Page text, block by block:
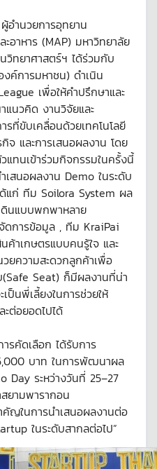
ำนวยการอุทยาน
ะอาหาร (MAP) มหาวิทยาลัย
วิทยาศาสตร์ฯ ได้ร่วมกับ
ค์การมหาชน) ดำเนิน
เพื่อให้คำปรึกษาและ
นวคิด งานวิจัยและ
ที่ขับเคลื่อนด้วยเทคโนโลยี
จ และการเสนอผลงาน โดย
แทนเข้าร่วมกิจกรรมในครั้งนี้
สนอผลงาน Demo ในระดับ
แก่ ทีม Soilora System ผล
ดินแบบพกพาหลาย
ดการข้อมูล , ทีม KraiPai
าเกษตรแบบคนรู้ใจ และ
ยความสะดวกลูกค้าเพื่อ
Seat) ก็มีผลงานที่น่า
ป็นพี่เลี้ยงในการช่วยให้
ต่อยอดไปได้
คัดเลือก ได้รับการ
บาท ในการพัฒนาผล
Day ระหว่างวันที่ 25–27
ยามพารากอน
ญในการนำเสนอผลงานต่อ
ในระดับสากลต่อไป”